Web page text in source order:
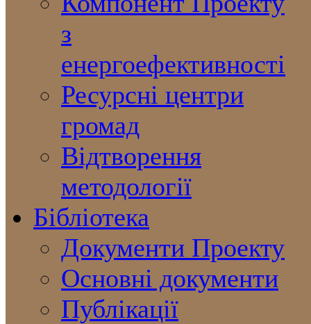
з
енергоефективності
Ресурсні центри
громад
Відтворення
методології
Бібліотека
Документи Проекту
Основні документи
Публікації